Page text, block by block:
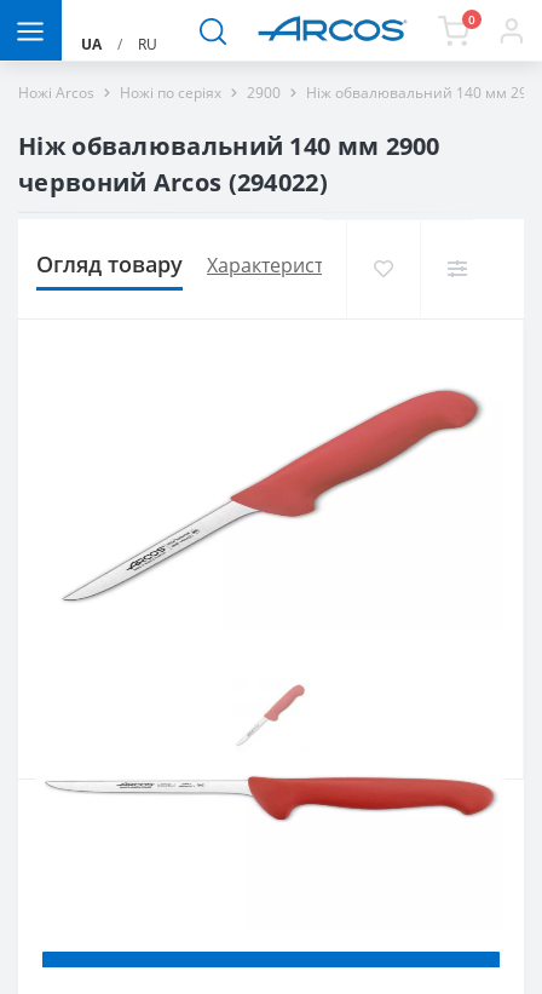
UA / RU
0
Ножі Arcos Ножі по серіях 2900 Ніж обвалювальний 140 мм
Ніж обвалювальний 140 мм 2900
червоний Arcos (294022)
Огляд товару Характеристики Доставка і